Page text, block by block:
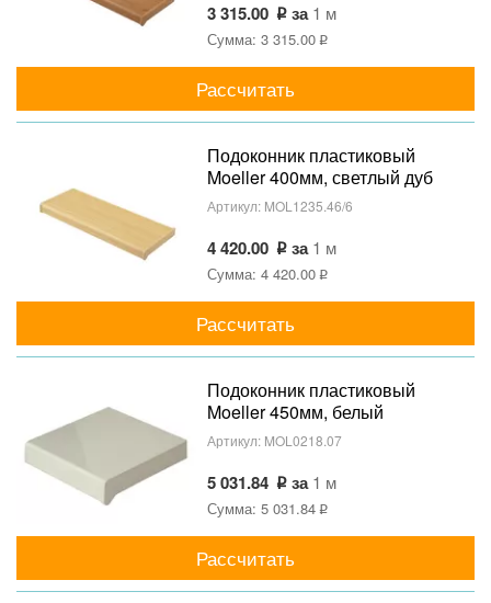
3 315.00 за1 м
Сумма: 3 315.00
Рассчитать
Подоконник пластиковый
Moeller 400мм, светлый дуб
матовый
Артикул: MOL1235.46/6
4 420.00 за1 м
Сумма: 4 420.00
Рассчитать
Подоконник пластиковый
Moeller 450мм, белый
глянцевый
Артикул: MOL0218.07
5 031.84 за1 м
Сумма: 5 031.84
Рассчитать